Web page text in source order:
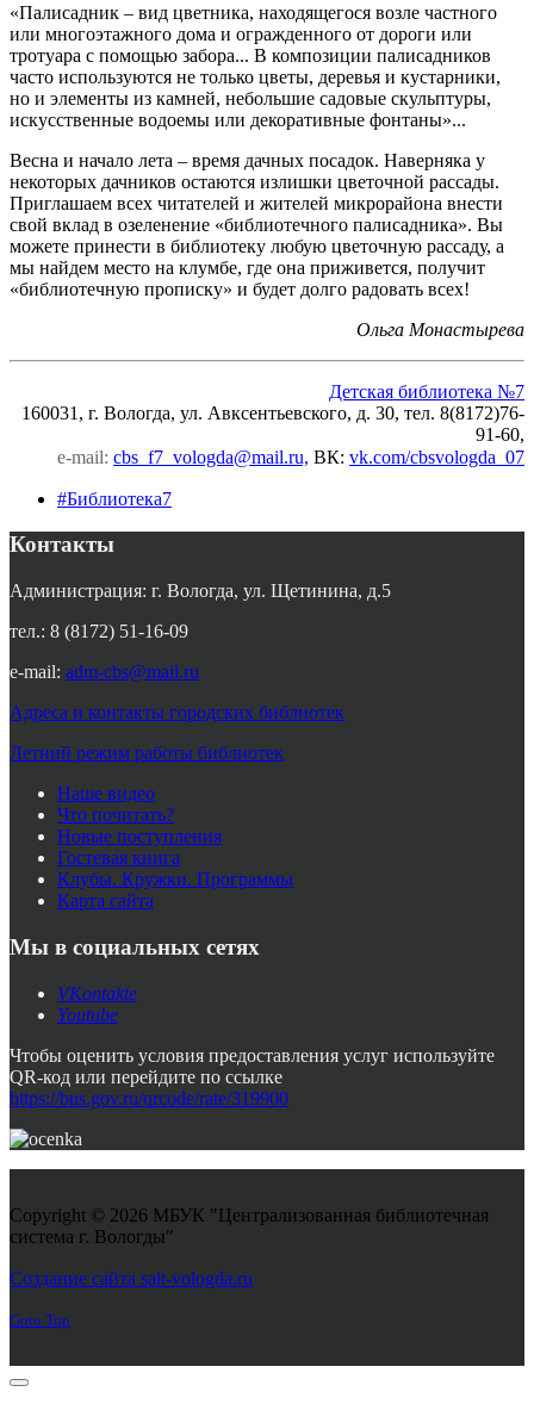
«Палисадник – вид цветника, находящегося возле частного
или многоэтажного дома и огражденного от дороги или
тротуара с помощью забора... В композиции палисадников
часто используются не только цветы, деревья и кустарники,
но и элементы из камней, небольшие садовые скульптуры,
искусственные водоемы или декоративные фонтаны»...
Весна и начало лета – время дачных посадок. Наверняка у
некоторых дачников остаются излишки цветочной рассады.
Приглашаем всех читателей и жителей микрорайона внести
свой вклад в озеленение «библиотечного палисадника». Вы
можете принести в библиотеку любую цветочную рассаду, а
мы найдем место на клумбе, где она приживется, получит
«библиотечную прописку» и будет долго радовать всех!
Ольга Монастырева
Детская библиотека №7
160031, г. Вологда, ул. Авксентьевского, д. 30, тел. 8(8172)76-
91-60,
e-mail: cbs_f7_vologda@mail.ru, ВК: vk.com/cbsvologda_07
#Библиотека7
Контакты
Администрация: г. Вологда, ул. Щетинина, д.5
тел.: 8 (8172) 51-16-09
e-mail: adm-cbs@mail.ru
Адреса и контакты городских библиотек
Летний режим работы библиотек
Наше видео
Что почитать?
Новые поступления
Гостевая книга
Клубы. Кружки. Программы
Карта сайта
Мы в социальных сетях
VKontakte
Youtube
Чтобы оценить условия предоставления услуг используйте
QR-код или перейдите по ссылке
https://bus.gov.ru/qrcode/rate/319900
Copyright © 2026 МБУК "Централизованная библиотечная
система г. Вологды"
Создание сайта sait-vologda.ru
Goto Top